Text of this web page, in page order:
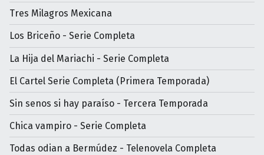
Tres Milagros Mexicana
Los Briceño - Serie Completa
La Hija del Mariachi - Serie Completa
El Cartel Serie Completa (Primera Temporada)
Sin senos si hay paraíso - Tercera Temporada
Chica vampiro - Serie Completa
Todas odian a Bermúdez - Telenovela Completa